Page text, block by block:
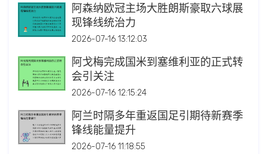
阿森纳欧冠主场大胜朗斯豪取六球展
现锋线统治力
2026-07-16 13:12:03
阿戈梅完成国米到塞维利亚的正式转
会引关注
2026-07-16 12:15:24
阿兰时隔多年重返国足引期待新赛季
锋线能量提升
2026-07-16 11:18:55